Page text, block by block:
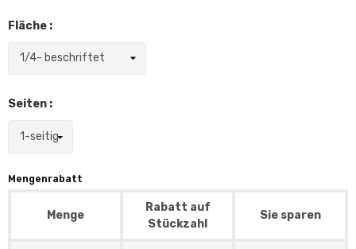
Fläche :
Seiten :
Mengenrabatt
Menge
Rabatt auf
Stückzahl
Sie sparen